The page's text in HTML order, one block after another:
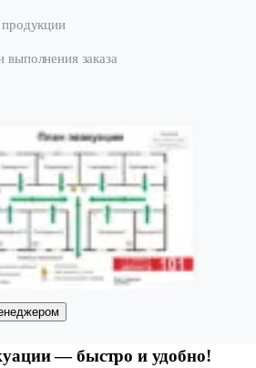
заказа
— быстро и удобно!